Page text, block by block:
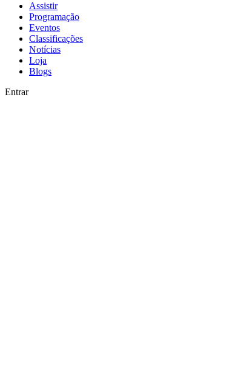
Assistir
Programação
Eventos
Classificações
Notícias
Loja
Blogs
Entrar